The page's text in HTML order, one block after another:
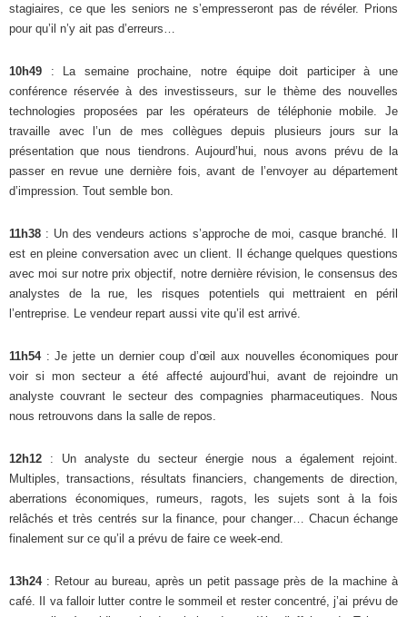
stagiaires, ce que les seniors ne s’empresseront pas de révéler. Prions
pour qu’il n’y ait pas d’erreurs…
10h49 : La semaine prochaine, notre équipe doit participer à une
conférence réservée à des investisseurs, sur le thème des nouvelles
technologies proposées par les opérateurs de téléphonie mobile. Je
travaille avec l’un de mes collègues depuis plusieurs jours sur la
présentation que nous tiendrons. Aujourd’hui, nous avons prévu de la
passer en revue une dernière fois, avant de l’envoyer au département
d’impression. Tout semble bon.
11h38 : Un des vendeurs actions s’approche de moi, casque branché. Il
est en pleine conversation avec un client. Il échange quelques questions
avec moi sur notre prix objectif, notre dernière révision, le consensus des
analystes de la rue, les risques potentiels qui mettraient en péril
l’entreprise. Le vendeur repart aussi vite qu’il est arrivé.
11h54: Je jette un dernier coup d’œil aux nouvelles économiques pour
voir si mon secteur a été affecté aujourd’hui, avant de rejoindre un
analyste couvrant le secteur des compagnies pharmaceutiques. Nous
nous retrouvons dans la salle de repos.
12h12 : Un analyste du secteur énergie nous a également rejoint.
Multiples, transactions, résultats financiers, changements de direction,
aberrations économiques, rumeurs, ragots, les sujets sont à la fois
relâchés et très centrés sur la finance, pour changer… Chacun échange
finalement sur ce qu’il a prévu de faire ce week-end.
13h24: Retour au bureau, après un petit passage près de la machine à
café. Il va falloir lutter contre le sommeil et rester concentré, j’ai prévu de